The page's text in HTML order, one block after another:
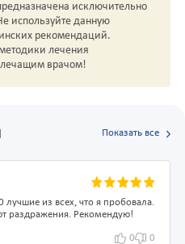
исключительно
используйте данную
рекомендаций.
лечения
лечащим врачом!
Показать все
из всех, что я пробовала.
раздражения. Рекомендую!
0 0